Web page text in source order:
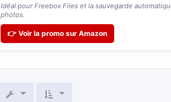
Idéal pour Freebox Files et la sauvegarde
photos.
👉 Voir la promo sur Amazon